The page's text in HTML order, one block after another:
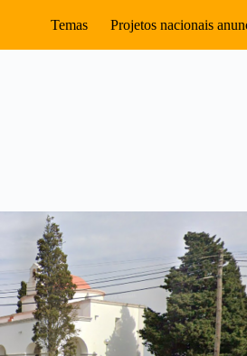
Temas Projetos nacionais